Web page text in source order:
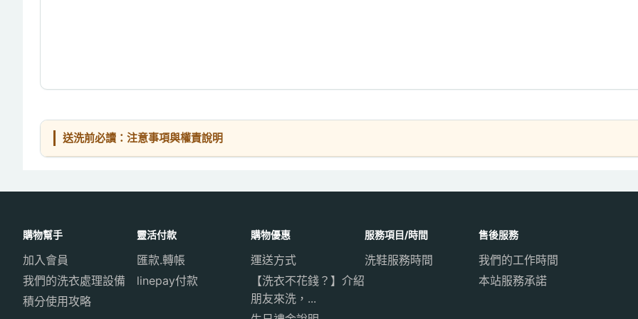
送洗前必讀：注意事項與權責說明
購物幫手
加入會員
我們的洗衣處理設備
積分使用攻略
靈活付款
匯款.轉帳
linepay付款
購物優惠
運送方式
【洗衣不花錢？】介紹
朋友來洗，...
服務項目/時間
洗鞋服務時間
售後服務
我們的工作時間
本站服務承諾